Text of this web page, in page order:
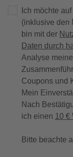
Ich möchte
(inklusive den
bin mit der
Daten durch
Analyse
Coupons und
Mein
Nach
ich einen 10 €
Bitte beachte